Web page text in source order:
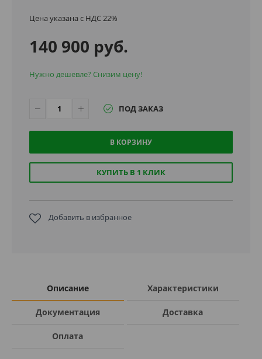
Цена указана с НДС 22%
140 900 руб.
Нужно дешевле? Снизим цену!
ПОД ЗАКАЗ
В КОРЗИНУ
КУПИТЬ В 1 КЛИК
Добавить в избранное
Описание Характеристики
Документация Доставка
Оплата